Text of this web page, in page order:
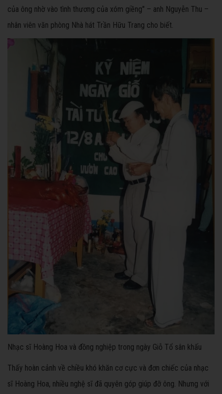
của ông nhờ vào tình thương của xóm giềng" – anh Nguyễn Thu –
nhân viên văn phòng Nhà hát Trần Hữu Trang cho biết.
Nhạc sĩ Hoàng Hoa và đồng nghiệp trong ngày Giỗ Tổ sân khấu
Thấy hoàn cảnh về chiều khó khăn cơ cực và đơn chiếc của nhạc
sĩ Hoàng Hoa, nhiều nghệ sĩ đã quyên góp giúp đỡ ông. Nhưng với